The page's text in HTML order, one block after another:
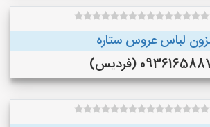
لباس عروس ستاره
(فردیس)